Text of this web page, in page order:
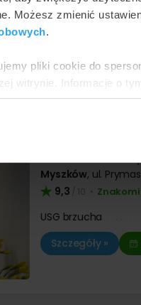
Możesz zmienić
.
pliki cookie do
witrynie. Informacje o
i analitycznym.
9,6/ 10•
USG brzucha
Szczegóły »
Myszków, ul.
9,3 •
USG brzucha
Szczegóły »